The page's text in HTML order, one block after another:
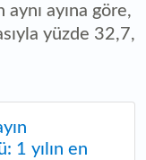
ayına göre,
yüzde 32,7,
1 yılın en